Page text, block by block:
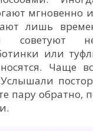
мгновенно
лишь
советуют
или
Чаще
пару обратно,